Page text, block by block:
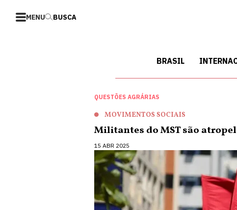
MENU BUSCA
BRASIL
QUESTÕES AGRÁRIAS
MOVIMENTOS SOCIAIS
Militantes do MST são
15 ABR 2025